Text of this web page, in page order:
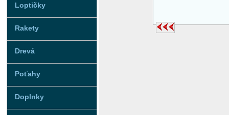
Loptičky
Rakety
Drevá
Poťahy
Doplnky